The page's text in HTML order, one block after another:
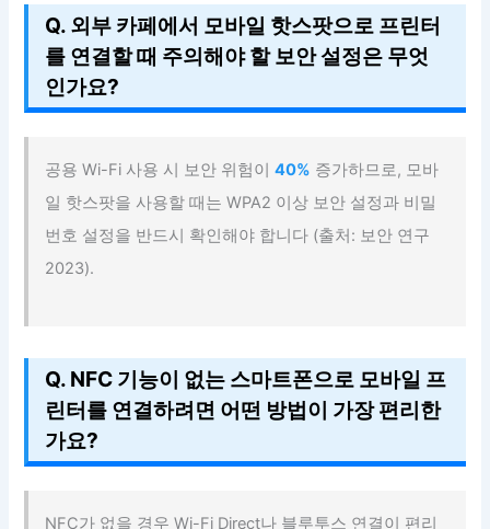
Q. 외부 카페에서 모바일 핫스팟으로 프린터
를 연결할 때 주의해야 할 보안 설정은 무엇
인가요?
공용 Wi-Fi 사용 시 보안 위험이40% 증가하므로, 모바
일 핫스팟을 사용할 때는 WPA2 이상 보안 설정과 비밀
번호 설정을 반드시 확인해야 합니다 (출처: 보안 연구
2023).
Q. NFC 기능이 없는 스마트폰으로 모바일 프
린터를 연결하려면 어떤 방법이 가장 편리한
가요?
NFC가 없을 경우 Wi-Fi Direct나 블루투스 연결이 편리